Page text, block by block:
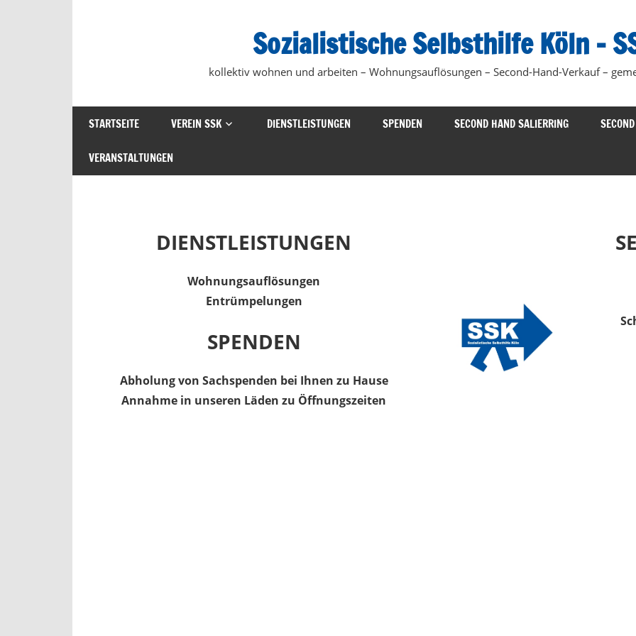
Sozialistische Selbsthilfe Köln –
kollektiv wohnen und arbeiten – Wohnungsauflösungen – Second-Hand-Verkauf –
STARTSEITE VEREIN SSK DIENSTLEISTUNGEN SPENDEN SECOND HAND SALIERRING
VERANSTALTUNGEN
DIENSTLEISTUNGEN
Wohnungsauflösungen
Entrümpelungen
SPENDEN
Abholung von Sachspenden bei Ihnen zu Hause
Annahme in unseren Läden zu Öffnungszeiten